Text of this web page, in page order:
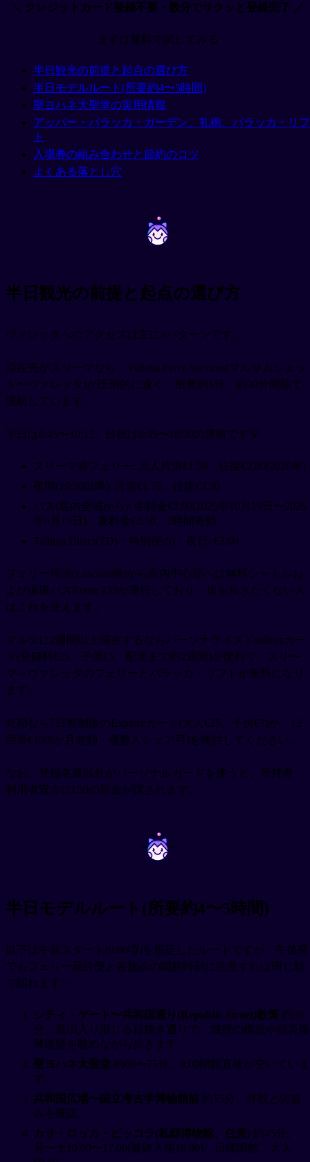
＼ クレジットカード登録不要・数分でサクッと登録完了 ／
まずは無料で試してみる
半日観光の前提と起点の選び方
半日モデルルート(所要約4〜5時間)
聖ヨハネ大聖堂の実用情報
アッパー・バラッカ・ガーデン、礼砲、バラッカ・リフ
ト
入場券の組み合わせと節約のコツ
よくある落とし穴
~ ~
半日観光の前提と起点の選び方
ヴァレッタへのアクセスは主に3パターンです。
滞在先がスリーマなら、Valletta Ferry Services(マルサムシェッ
ト〜ヴァレッタ)が圧倒的に速く、所要約5分、約30分間隔で
運航しています。
平日は6:45〜19:15、日祝は8:45〜18:30の運航です💡
スリーマ発フェリー: 大人片道€1.50、往復€2.80(2026年)
夜間(19:30以降): 片道€1.75、往復€3.30
バス(島内全域から): 冬料金€2.00(2025年10月19日〜2026
年6月13日)、夏料金€2.50、2時間有効
Tallinja Direct(TD)・特別便(S)・夜行: €3.00
フェリー埠頭(Lascaris側)から市内中心部へは無料シャトルお
よび循環バスRoute 133が運行しており、坂を歩きたくない人
はこれを使えます。
マルタに2週間以上滞在するならパーソナライズドtallinjaカー
ド(登録料€25、子供€5、配達まで約2週間)が便利で、スリー
マ⇔ヴァレッタのフェリーとバラッカ・リフトが無料になり
ます。
短期なら7日無制限のExploreカード(大人€25、子供€7)か、12
回券€19(6か月有効・複数人シェア可)を検討してください。
なお、登録名義以外がパーソナルカードを使うと、所持者・
利用者双方に€50の罰金が課されます。
~ ~
半日モデルルート(所要約4〜5時間)
以下は午前スタート(9:00頃)を想定したルートですが、午後発
でもフェリー最終便と各施設の閉館時刻に注意すれば同じ順
で回れます✨
シティ・ゲート〜共和国通り(Republic Street)散策 約20
分。新旧入り混じる目抜き通りで、城壁の構造や戦災復
興建築を眺めながら歩きます。
聖ヨハネ大聖堂 約60〜75分。9:00開館直後が空いていま
す。
共和国広場〜国立考古学博物館前 約15分、外観と街並
みを確認。
カサ・ロッカ・ピッコラ(私邸博物館、任意) 約45分。
月〜土10:00〜17:00(最終入場16:00)、日曜閉館、大人